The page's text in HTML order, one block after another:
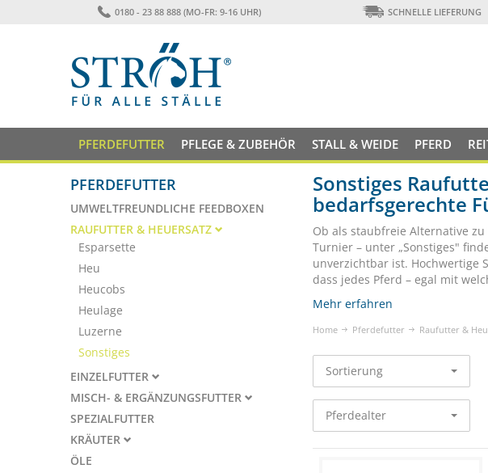
0180 - 23 88 888 (MO-FR: 9-16 UHR) SCHNELLE LIEFERUNG
PFERDEFUTTER PFLEGE & ZUBEHÖR STALL & WEIDE PFERD
Sonstiges
bedarfsgerechte
Ob als staubfreie Alternative
Turnier – unter „Sonstiges"
unverzichtbar ist. Hochwertige
dass jedes Pferd – egal mit
Mehr erfahren
Home Pferdefutter Raufutter &
Sortierung
Pferdealter
PFERDEFUTTER
UMWELTFREUNDLICHE FEEDBOXEN
RAUFUTTER & HEUERSATZ
Esparsette
Heu
Heucobs
Heulage
Luzerne
Sonstiges
EINZELFUTTER
MISCH- & ERGÄNZUNGSFUTTER
SPEZIALFUTTER
KRÄUTER
ÖLE